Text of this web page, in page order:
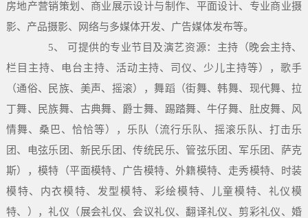
房地产营销策划、商业展示设计与制作、平面设计、专业商业摄
影、产品摄影、网络与多媒体开发、广告媒体发布等。
5、 可提供的专业节目及演艺资源：主持（晚会主持、
栏目主持、电台主持、活动主持、司仪、少儿主持等），歌手
（通俗、民族、美声、摇滚），舞蹈（街舞、韩舞、现代舞、拉
丁舞、民族舞、古典舞、爵士舞、踢踏舞、牛仔舞、肚皮舞、风
情舞、桑巴、恰恰等），乐队（流行乐队、摇滚乐队、打击乐
团、电弦乐团、新民乐团、传统民乐、管弦乐团、军乐团、萨克
斯），模特（平面模特、广告模特、外籍模特、走秀模特、时装
模特、内衣模特、发型模特、彩绘模特、儿童模特、礼仪模
特、），礼仪（展会礼仪、会议礼仪、翻译礼仪、剪彩礼仪、婚